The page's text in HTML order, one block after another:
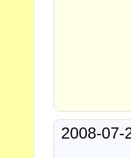
2008-07-